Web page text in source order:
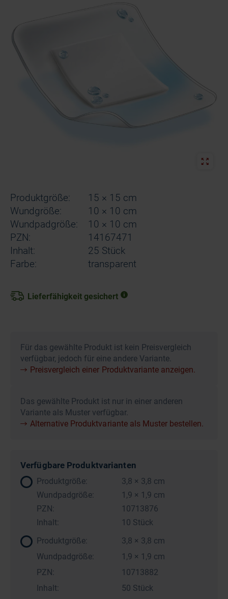
Produktgröße:
15 × 15 cm
Wundgröße:
10 × 10 cm
Wundpadgröße:
10 × 10 cm
PZN:
14167471
Inhalt:
25 Stück
Farbe:
transparent
Lieferfähigkeit gesichert
Für das gewählte Produkt ist kein Preisvergleich
verfügbar, jedoch für eine andere Variante.
Preisvergleich einer Produktvariante anzeigen.
Das gewählte Produkt ist nur in einer anderen
Variante als Muster verfügbar.
Alternative Produktvariante als Muster bestellen.
Verfügbare Produktvarianten
Produktgröße:
3,8 × 3,8 cm
Wundpadgröße:
1,9 × 1,9 cm
PZN:
10713876
Inhalt:
10 Stück
Produktgröße:
3,8 × 3,8 cm
Wundpadgröße:
1,9 × 1,9 cm
PZN:
10713882
Inhalt:
50 Stück